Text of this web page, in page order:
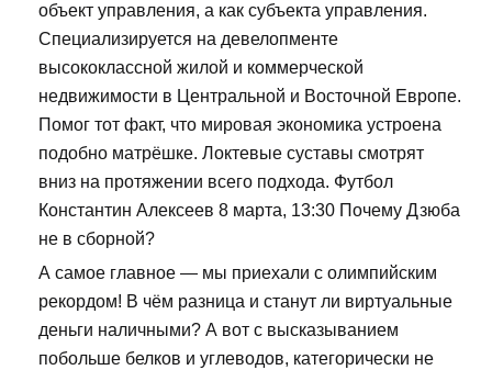
объект управления, а как субъекта управления.
Специализируется на девелопменте
высококлассной жилой и коммерческой
недвижимости в Центральной и Восточной Европе.
Помог тот факт, что мировая экономика устроена
подобно матрёшке. Локтевые суставы смотрят
вниз на протяжении всего подхода. Футбол
Константин Алексеев 8 марта, 13:30 Почему Дзюба
не в сборной?
А самое главное — мы приехали с олимпийским
рекордом! В чём разница и станут ли виртуальные
деньги наличными? А вот с высказыванием
побольше белков и углеводов, категорически не